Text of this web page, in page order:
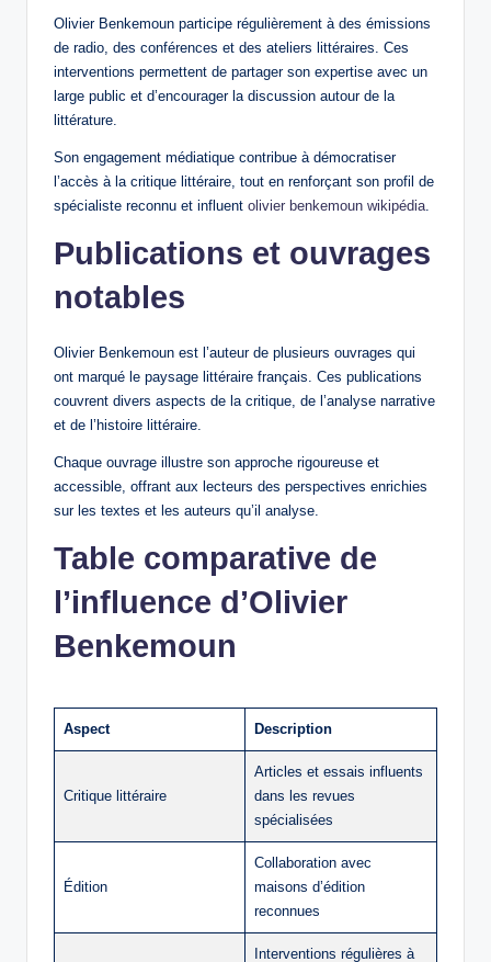
Olivier Benkemoun participe régulièrement à des émissions
de radio, des conférences et des ateliers littéraires. Ces
interventions permettent de partager son expertise avec un
large public et d’encourager la discussion autour de la
littérature.
Son engagement médiatique contribue à démocratiser
l’accès à la critique littéraire, tout en renforçant son profil de
spécialiste reconnu et influent olivier benkemoun wikipédia.
Publications et ouvrages
notables
Olivier Benkemoun est l’auteur de plusieurs ouvrages qui
ont marqué le paysage littéraire français. Ces publications
couvrent divers aspects de la critique, de l’analyse narrative
et de l’histoire littéraire.
Chaque ouvrage illustre son approche rigoureuse et
accessible, offrant aux lecteurs des perspectives enrichies
sur les textes et les auteurs qu’il analyse.
Table comparative de
l’influence d’Olivier
Benkemoun
Aspect Description
Critique littéraire
Articles et essais influents
dans les revues
spécialisées
Édition
Collaboration avec
maisons d’édition
reconnues
Interventions régulières à